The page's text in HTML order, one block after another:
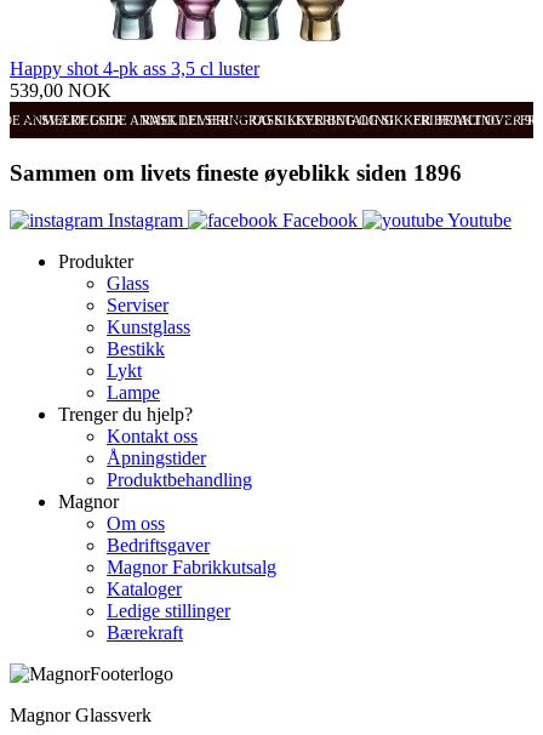
Happy shot 4-pk ass 3,5 cl luster
539,00 NOK
ANMELDELSER RASK LEVERING OG SIKKER BETALING FRI FRAKT OVER
SVÆRT GODE ANMELDELSER RASK LEVERING OG SIKKER BETALING
Sammen om livets fineste øyeblikk siden 1896
Instagram Facebook
Youtube
Produkter
Glass
Serviser
Kunstglass
Bestikk
Lykt
Lampe
Trenger du hjelp?
Kontakt oss
Åpningstider
Produktbehandling
Magnor
Om oss
Bedriftsgaver
Magnor Fabrikkutsalg
Kataloger
Ledige stillinger
Bærekraft
Magnor Glassverk